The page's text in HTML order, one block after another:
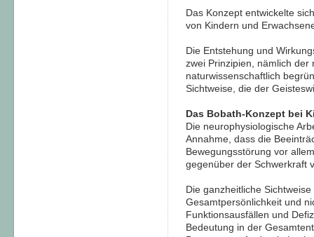
Das Konzept entwickelte
von Kindern und
Die Entstehung und
zwei Prinzipien, nämlich
naturwissenschaftlich
Sichtweise, die der
Das Bobath-Konzept bei
Die neurophysiologische
Annahme, dass die
Bewegungsstörung vor
gegenüber der Schwerkraft
Die ganzheitliche
Gesamtpersönlichkeit und
Funktionsausfällen und
Bedeutung in der